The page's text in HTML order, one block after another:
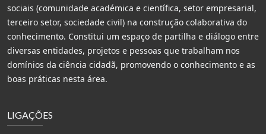
sociais (comunidade académica e científica, setor empresarial,
terceiro setor, sociedade civil) na construção colaborativa do
conhecimento. Constitui um espaço de partilha e diálogo entre
diversas entidades, projetos e pessoas que trabalham nos
domínios da ciência cidadã, promovendo o conhecimento e as
boas práticas nesta área.
LIGAÇÕES